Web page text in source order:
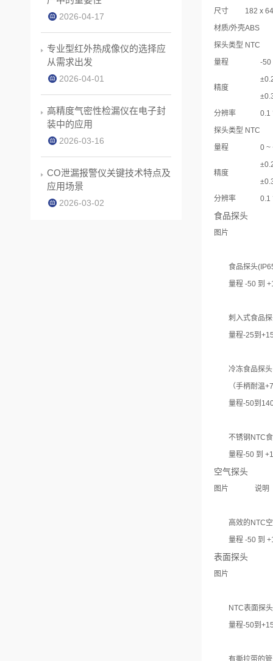
尺寸
182 x
材质/外壳ABS
探头类型 NTC
量程
-50
精度
分辨率
0.1
探头类型 NTC
量程
0 ~
精度
分辨率
0.1
食品探头
图片
食品探头
量程 -50 到
刺入式食品
量程-25到
冷冻食品探
（手柄耐温
量程-50到
不锈钢NTC
量程-50 到
空气探头
图片 说明
高效的NTC
量程 -50 到
表面探头
图片
NTC表面探
量程-50到
有撕拉带的
2026-04-17
专业型红外热成像仪的选择应
从需求出发
2026-04-01
高精度气密性检漏仪在电子封
装中的应用
2026-03-16
CO泄漏报警仪关键技术特点及
应用场景
2026-03-02